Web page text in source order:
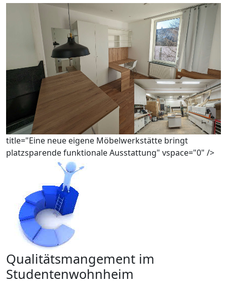
title="Eine neue eigene Möbelwerkstätte bringt
platzsparende funktionale Ausstattung" vspace="0" />
Qualitätsmangement im
Studentenwohnheim